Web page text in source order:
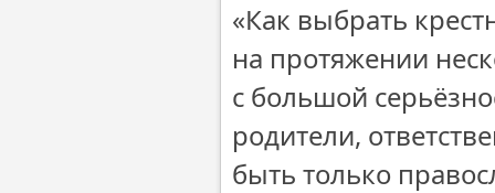
«Как выбрать
на протяжении
с большой
родители,
быть только